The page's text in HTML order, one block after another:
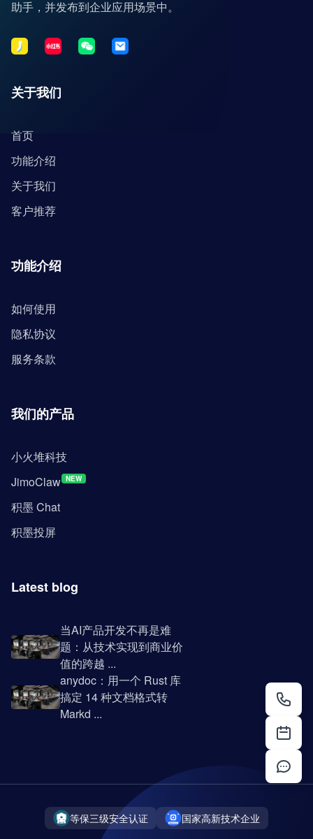
助手，并发布到企业应用场景中。
关于我们
首页
功能介绍
关于我们
客户推荐
功能介绍
如何使用
隐私协议
服务条款
我们的产品
小火堆科技
JimoClaw NEW
积墨 Chat
积墨投屏
Latest blog
当AI产品开发不再是难
题：从技术实现到商业价
值的跨越 ...
anydoc：用一个 Rust 库
搞定 14 种文档格式转
Markd ...
等保三级安全认证 国家高新技术企业